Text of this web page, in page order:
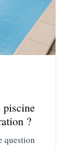
piscine
?
question